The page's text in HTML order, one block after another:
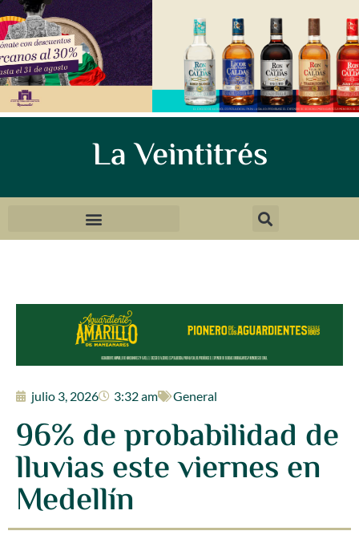
La Veintitrés
julio 3, 2026 3:32 am General
96% de probabilidad de
lluvias este viernes en
Medellín